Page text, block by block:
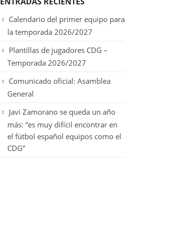
Calendario del primer equipo para
la temporada 2026/2027
Plantillas de jugadores CDG –
Temporada 2026/2027
Comunicado oficial: Asamblea
General
Javi Zamorano se queda un año
más: “es muy difícil encontrar en
el fútbol español equipos como el
CDG”